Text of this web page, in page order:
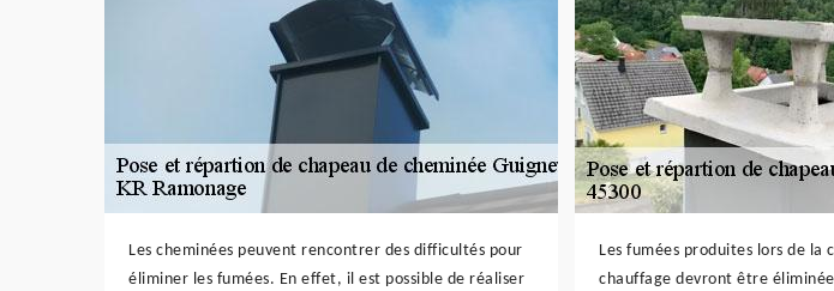
Les cheminées peuvent rencontrer des difficultés pour
éliminer les fumées. En effet, il est possible de réaliser
Les fumées produites lors de la
chauffage devront être